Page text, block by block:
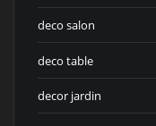
deco salon
deco table
decor jardin